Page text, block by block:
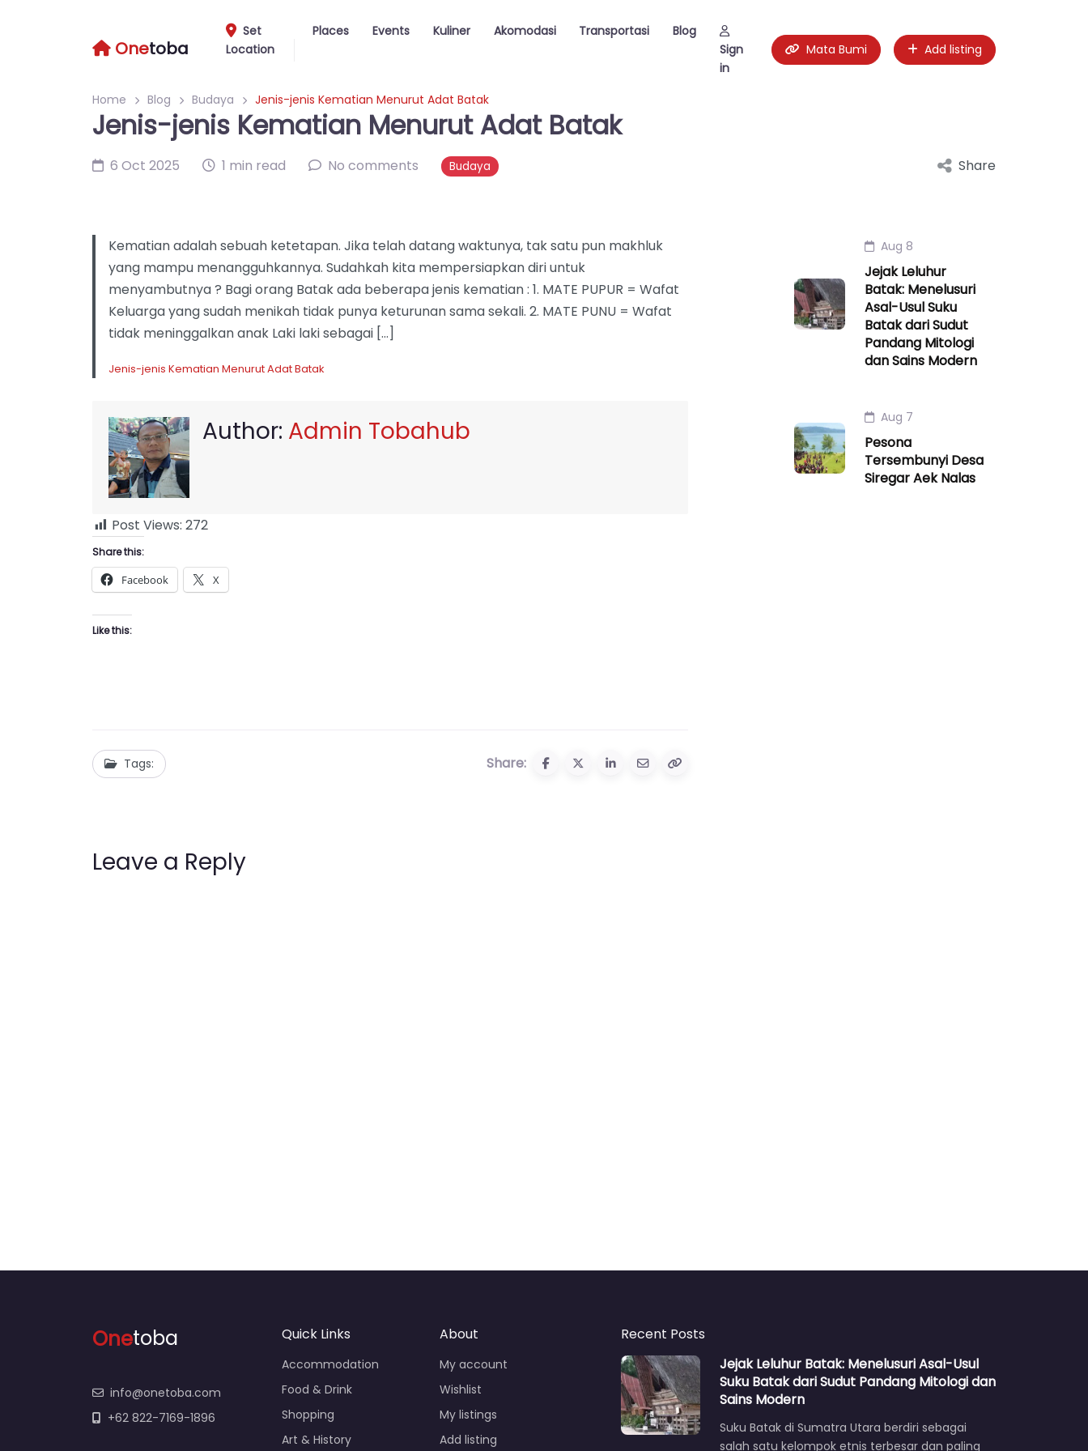
Onetoba
Set
Location
Places Events Kuliner Akomodasi Transportasi
Blog
Sign
in
Mata Bumi Add listing
Home Blog Budaya Jenis-jenis Kematian Menurut Adat Batak
Jenis-jenis Kematian Menurut Adat Batak
6 Oct 2025 1 min read No comments Budaya Share
Kematian adalah sebuah ketetapan. Jika telah datang waktunya, tak satu pun makhluk
yang mampu menangguhkannya. Sudahkah kita mempersiapkan diri untuk
menyambutnya ? Bagi orang Batak ada beberapa jenis kematian : 1. MATE PUPUR = Wafat
Keluarga yang sudah menikah tidak punya keturunan sama sekali. 2. MATE PUNU = Wafat
tidak meninggalkan anak Laki laki sebagai […]
Jenis-jenis Kematian Menurut Adat Batak
Author: Admin Tobahub
Post Views: 272
Share this:
Facebook X
Like this:
Tags: Share:
Leave a Reply
Aug 8
Jejak Leluhur
Batak: Menelusuri
Asal-Usul Suku
Batak dari Sudut
Pandang Mitologi
dan Sains Modern
Aug 7
Pesona
Tersembunyi Desa
Siregar Aek Nalas
Onetoba
info@onetoba.com
+62 822-7169-1896
Quick Links
Accommodation
Food & Drink
Shopping
Art & History
About
My account
Wishlist
My listings
Add listing
Recent Posts
Jejak Leluhur Batak: Menelusuri Asal-Usul
Suku Batak dari Sudut Pandang Mitologi dan
Sains Modern
Suku Batak di Sumatra Utara berdiri sebagai
salah satu kelompok etnis terbesar dan paling